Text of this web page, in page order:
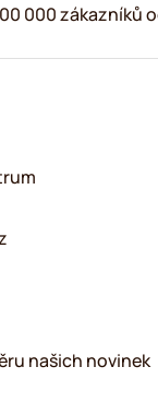
000 zákazníků
našich novinek